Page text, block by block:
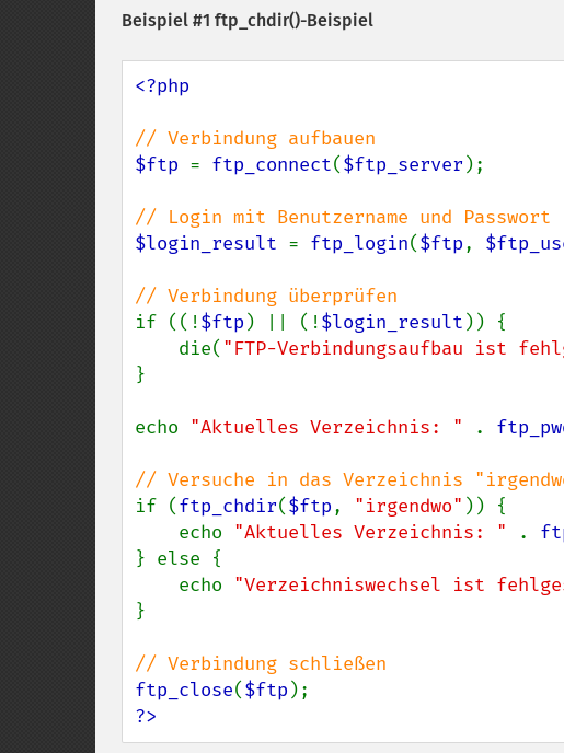
Beispiel #1 ftp_chdir()-Beispiel
<?php
$ftp = ftp_connect($ftp_server );
$login_result = ftp_login($ftp,
if ((!$ftp ) || (!$login_result )) {
    die(
"FTP-Verbindungsaufbau ist
}
echo "Aktuelles Verzeichnis: " .
if (ftp_chdir($ftp, "irgendwo" )) {
    echo
"Aktuelles Verzeichnis: " .
} else {
    echo
"Verzeichniswechsel ist
}
ftp_close($ftp
?>